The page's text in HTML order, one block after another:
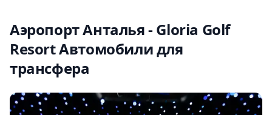
Аэропорт Анталья - Gloria Golf
Resort Автомобили для
трансфера